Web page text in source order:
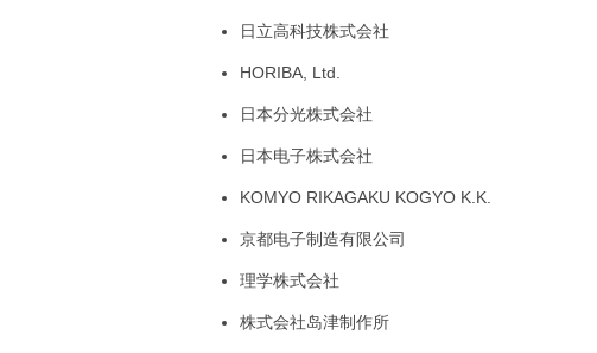
日立高科技株式会社
HORIBA, Ltd.
日本分光株式会社
日本电子株式会社
KOMYO RIKAGAKU KOGYO K.K.
京都电子制造有限公司
理学株式会社
株式会社岛津制作所